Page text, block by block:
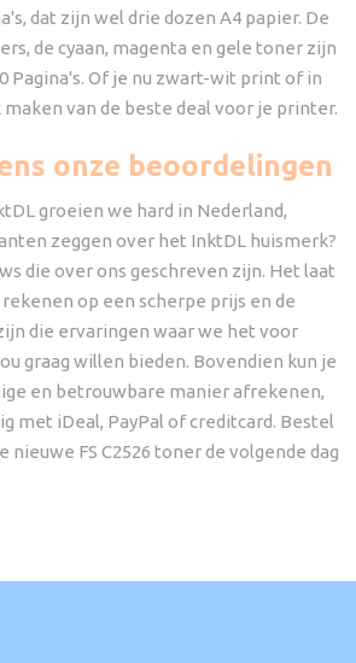
dat zijn wel drie dozen A4 papier. De
de cyaan, magenta en gele toner zijn
Pagina's. Of je nu zwart-wit print of in
van de beste deal voor je printer.
onze beoordelingen
groeien we hard in Nederland,
zeggen over het InktDL huismerk?
die over ons geschreven zijn. Het laat
op een scherpe prijs en de
die ervaringen waar we het voor
graag willen bieden. Bovendien kun je
en betrouwbare manier afrekenen,
met iDeal, PayPal of creditcard. Bestel
nieuwe FS C2526 toner de volgende dag